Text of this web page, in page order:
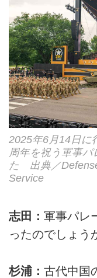
2025年6月14日に
周年を祝う軍事パ
た 出典／
Service
志田： 軍事パレ
ったのでしょう
杉浦： 古代中国